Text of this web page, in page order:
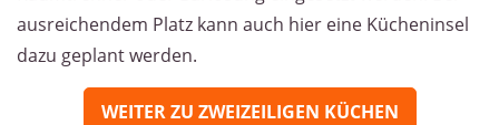
ausreichendem Platz kann auch hier eine Kücheninsel
dazu geplant werden.
WEITER ZU ZWEIZEILIGEN KÜCHEN